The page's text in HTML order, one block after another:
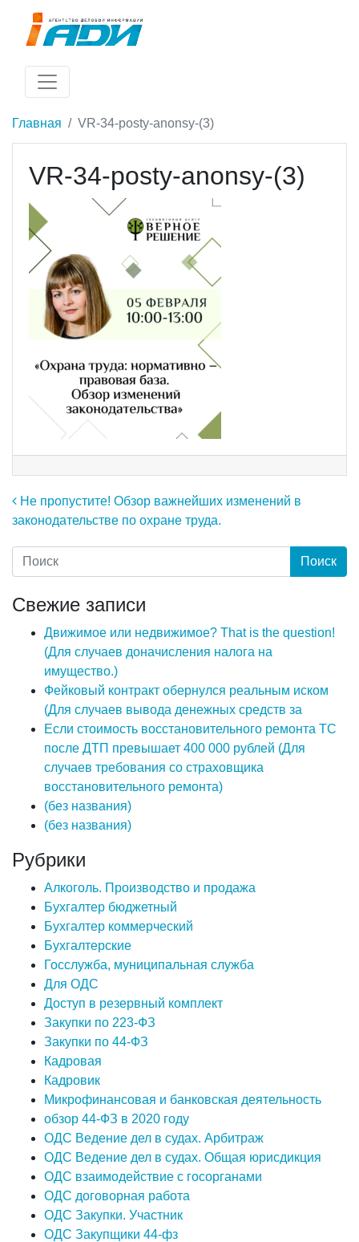
Главная VR-34-posty-anonsy-(3)
VR-34-posty-anonsy-(3)
Навигация по записям
Не пропустите! Обзор важнейших изменений в
законодательстве по охране труда.
Свежие записи
Движимое или недвижимое? That is the question!
(Для случаев доначисления налога на
имущество.)
Фейковый контракт обернулся реальным иском
(Для случаев вывода денежных средств за
Если стоимость восстановительного ремонта ТС
после ДТП превышает 400 000 рублей (Для
случаев требования со страховщика
восстановительного ремонта)
(без названия)
(без названия)
Рубрики
Алкоголь. Производство и продажа
Бухгалтер бюджетный
Бухгалтер коммерческий
Бухгалтерские
Госслужба, муниципальная служба
Для ОДС
Доступ в резервный комплект
Закупки по 223-ФЗ
Закупки по 44-ФЗ
Кадровая
Кадровик
Микрофинансовая и банковская деятельность
обзор 44-ФЗ в 2020 году
ОДС Ведение дел в судах. Арбитраж
ОДС Ведение дел в судах. Общая юрисдикция
ОДС взаимодействие с госорганами
ОДС договорная работа
ОДС Закупки. Участник
ОДС Закупщики 44-фз